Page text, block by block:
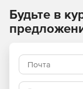
Круговая
Тепловая
Водопадная
Будьте в